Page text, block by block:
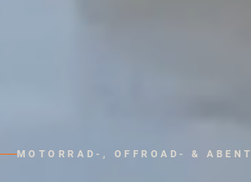
MOTORRAD-, OFFROAD- &